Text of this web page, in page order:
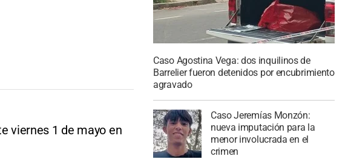
viernes 1 de mayo en
Caso Agostina Vega: dos inquilinos de
Barrelier fueron detenidos por encubrimiento
agravado
Caso Jeremías Monzón:
nueva imputación para la
menor involucrada en el
crimen